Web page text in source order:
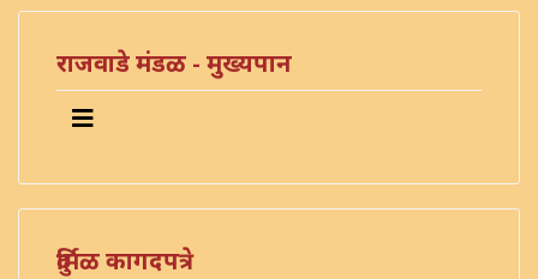
राजवाडे मंडळ - मुख्यपान
दुर्मिळ कागदपत्रे